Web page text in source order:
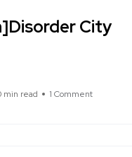
City
min read 1 Comment